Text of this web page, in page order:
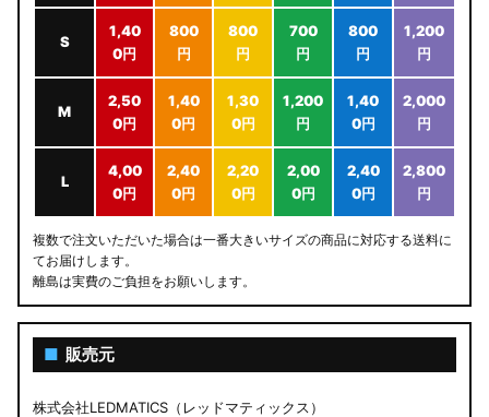
S
1,40
0円
800
円
800
円
700
円
800
円
1,200
円
M
2,50
0円
1,40
0円
1,30
0円
1,200
円
1,40
0円
2,000
円
L
4,00
0円
2,40
0円
2,20
0円
2,00
0円
2,40
0円
2,800
円
複数で注文いただいた場合は一番大きいサイズの商品に対応する送料に
てお届けします。
離島は実費のご負担をお願いします。
■ 販売元
株式会社LEDMATICS（レッドマティックス）